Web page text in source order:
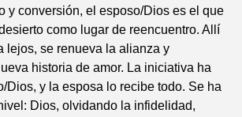
y conversión, el esposo/Dios es el que
como lugar de reencuentro. Allí
lejos, se renueva la alianza y
historia de amor. La iniciativa ha
Dios, y la esposa lo recibe todo. Se ha
Dios, olvidando la infidelidad,